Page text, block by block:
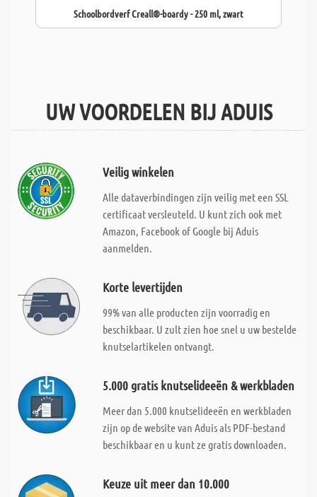
Schoolbordverf Creall®-boardy - 250 ml, zwart
UW VOORDELEN BIJ ADUIS
Veilig winkelen
Alle dataverbindingen zijn veilig met een SSL
certificaat versleuteld. U kunt zich ook met
Amazon, Facebook of Google bij Aduis
aanmelden.
Korte levertijden
99% van alle producten zijn voorradig en
beschikbaar. U zult zien hoe snel u uw bestelde
knutselartikelen ontvangt.
5.000 gratis knutselideeën & werkbladen
Meer dan 5.000 knutselideeën en werkbladen
zijn op de website van Aduis als PDF-bestand
beschikbaar en u kunt ze gratis downloaden.
Keuze uit meer dan 10.000